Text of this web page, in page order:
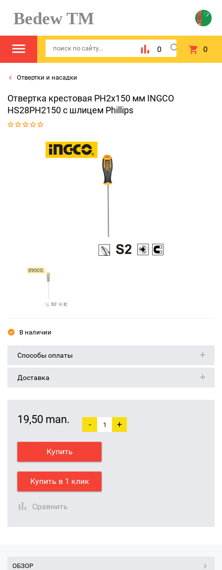
Bedew TM
0 0
Отвертки и насадки
Отвертка крестовая PH2х150 мм INGCO
HS28PH2150 с шлицем Phillips
В наличии
Способы оплаты
Доставка
19,50 man. - +
Купить
Купить в 1 клик
Сравнить
ОБЗОР